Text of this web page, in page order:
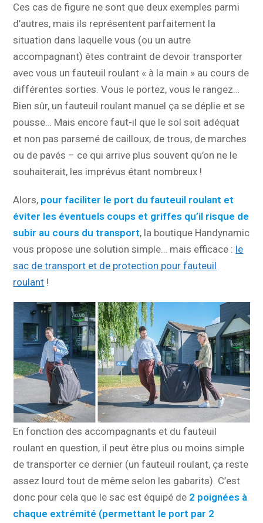
Ces cas de figure ne sont que deux exemples parmi
d’autres, mais ils représentent parfaitement la
situation dans laquelle vous (ou un autre
accompagnant) êtes contraint de devoir transporter
avec vous un fauteuil roulant « à la main » au cours de
différentes sorties. Vous le portez, vous le rangez…
Bien sûr, un fauteuil roulant manuel ça se déplie et se
pousse… Mais encore faut-il que le sol soit adéquat
et non pas parsemé de cailloux, de trous, de marches
ou de pavés – ce qui arrive plus souvent qu’on ne le
souhaiterait, les imprévus étant nombreux !
Alors, pour faciliter le port du fauteuil roulant et
éviter les éventuels coups et griffes qu’il risque de
subir au cours du transport, la boutique Handynamic
vous propose une solution simple… mais efficace : le
sac de transport et de protection pour fauteuil
roulant !
En fonction des accompagnants et du fauteuil
roulant en question, il peut être plus ou moins simple
de transporter ce dernier (un fauteuil roulant, ça reste
assez lourd tout de même selon les gabarits). C’est
donc pour cela que le sac est équipé de 2 poignées à
chaque extrémité (permettant le port par 2